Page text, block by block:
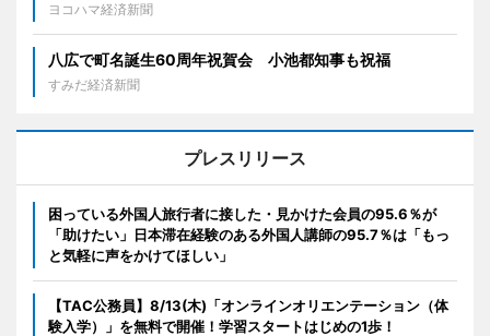
ヨコハマ経済新聞
八広で町名誕生60周年祝賀会 小池都知事も祝福
すみだ経済新聞
プレスリリース
困っている外国人旅行者に接した・見かけた会員の95.6％が
「助けたい」日本滞在経験のある外国人講師の95.7％は「もっ
と気軽に声をかけてほしい」
【TAC公務員】8/13(木)「オンラインオリエンテーション（体
験入学）」を無料で開催！学習スタートはじめの1歩！